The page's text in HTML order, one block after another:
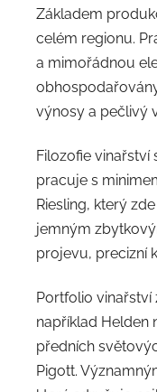
Základem
celém regionu.
a mimořádnou
výnosy a pečlivý
Filozofie vinařství
pracuje s
Riesling, který
jemným
projevu, precizní
Portfolio vinařství
například Helden
předních
Pigott.